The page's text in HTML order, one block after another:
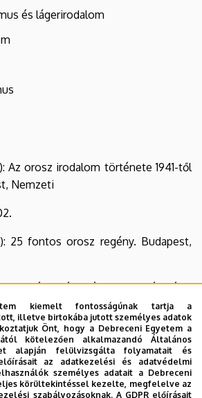
és lágerirodalom
Az orosz irodalom története 1941-től
Nemzeti
25 fontos orosz regény. Budapest,
és teljességigény.
orosz prózai művek értelmezése.
2005.
XX века. Школы, направления,
работы. С.Петербург, Logos, 2002.
Русская постмодернистская
kiemelt fontosságúnak tartja a
illetve birtokába jutott személyes adatok
Önt, hogy a Debreceni Egyetem a
kötelezően alkalmazandó Általános
alapján felülvizsgálta folyamatait és
az adatkezelési és adatvédelmi
személyes adatait a Debreceni
körültekintéssel kezelte, megfelelve az
szabályozásoknak. A GDPR előírásait